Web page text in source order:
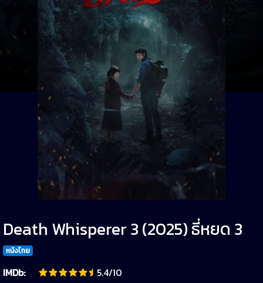
Death Whisperer 3 (2025) ธี่หยด 3
หนังไทย
IMDb:
5.4/10